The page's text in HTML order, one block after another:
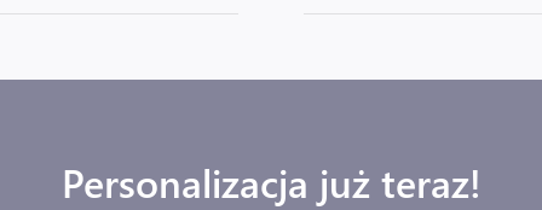
Personalizacja już teraz!